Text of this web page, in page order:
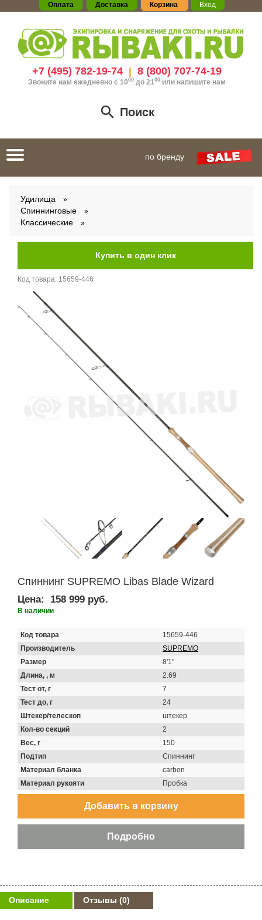
Оплата Доставка Корзина Вход
+7 (495) 782-19-74| 8 (800) 707-74-19
Звоните нам ежедневно с 1000до 21 00 или напишите нам
Поиск
Toggle
navigation
по бренду
Удилища
Спиннинговые
Классические
Код товара: 15659-446
Спиннинг SUPREMO Libas Blade Wizard
Цена: 158 999 руб.
В наличии
Код товара
15659-446
Производитель
SUPREMO
Размер
8'1"
Длина, , м
2.69
Тест от, г
7
Тест до, г
24
Штекер/телескоп
штекер
Кол-во секций
2
Вес, г
150
Подтип
Спиннинг
Материал бланка
carbon
Материал рукояти
Пробка
Описание Отзывы (0)